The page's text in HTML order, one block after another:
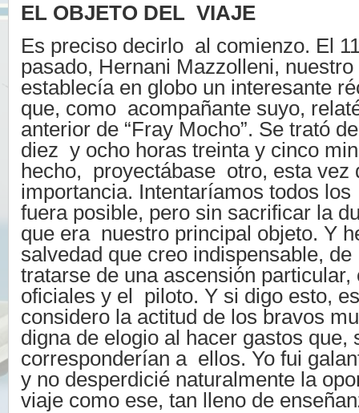
EL OBJETO DEL VIAJE
Es preciso decirlo al comienzo. El
pasado, Hernani Mazzolleni,
establecía en globo un interesante
que, como acompañante suyo,
anterior de “Fray Mocho”. Se trató
diez y ocho horas treinta y cinco
hecho, proyectábase otro, esta vez
importancia. Intentaríamos todos
fuera posible, pero sin sacrificar la
que era nuestro principal objeto. Y
salvedad que creo indispensable,
tratarse de una ascensión particular,
oficiales y el piloto. Y si digo esto,
considero la actitud de los bravos
digna de elogio al hacer gastos que,
corresponderían a ellos. Yo fui
y no desperdicié naturalmente la
viaje como ese, tan lleno de